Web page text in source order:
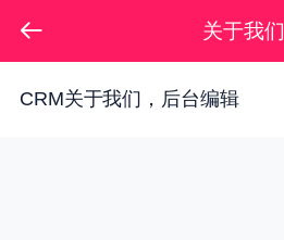
关于我们
CRM关于我们，后台编辑